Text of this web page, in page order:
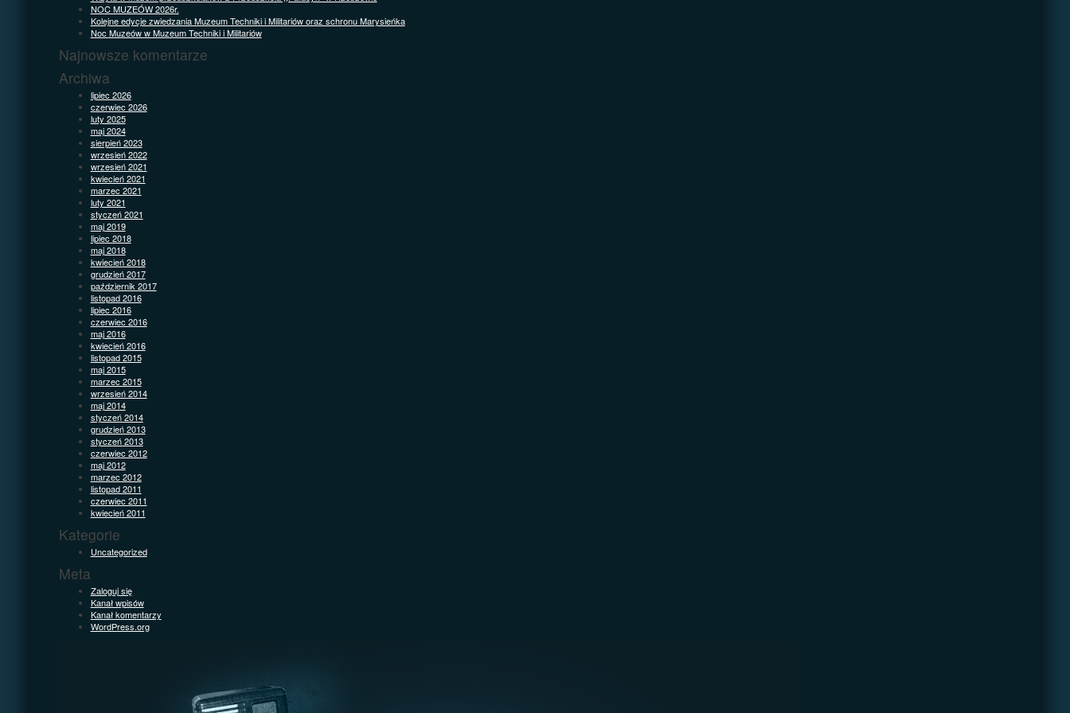
NOC MUZEÓW 2026r.
Kolejne edycje zwiedzania Muzeum Techniki i Militariów oraz schronu Marysieńka
Noc Muzeów w Muzeum Techniki i Militariów
Najnowsze komentarze
Archiwa
lipiec 2026
czerwiec 2026
luty 2025
maj 2024
sierpień 2023
wrzesień 2022
wrzesień 2021
kwiecień 2021
marzec 2021
luty 2021
styczeń 2021
maj 2019
lipiec 2018
maj 2018
kwiecień 2018
grudzień 2017
październik 2017
listopad 2016
lipiec 2016
czerwiec 2016
maj 2016
kwiecień 2016
listopad 2015
maj 2015
marzec 2015
wrzesień 2014
maj 2014
styczeń 2014
grudzień 2013
styczeń 2013
czerwiec 2012
maj 2012
marzec 2012
listopad 2011
czerwiec 2011
kwiecień 2011
Kategorie
Uncategorized
Meta
Zaloguj się
Kanał wpisów
Kanał komentarzy
WordPress.org